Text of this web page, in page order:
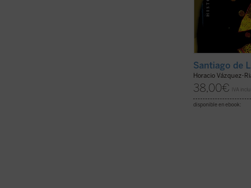
Santiago de
Horacio Vázquez-
38,00€ IVA
disponible en ebook: